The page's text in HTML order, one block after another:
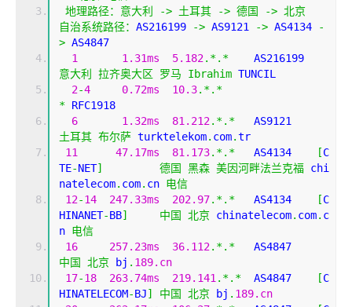
地理路径：意大利
-> 土耳其 -> 德国 -> 北京
自治系统路径： AS216199 -> AS9121 -> AS4134
-
> AS4847
1
1.31ms 5.182.*.*
意大利
拉齐奥大区 罗马 Ibrahim TUNCIL
2-4 0.72ms 10.3.*.*
* RFC1918
6
1.32ms 81.212.*.*
土耳其 布尔萨 turktelekom. com.tr
11
47.17ms 81.173.*.*
   AS4134
[C
TE-NET] 德国 黑森 美因河畔法兰克福 chi
natelecom. com. cn 电信
12-14 247.33ms 202.97.*.*
   AS4134
[C
HINANET-BB] 中国 北京 chinatelecom. com. c
n 电信
16
257.23ms 36.112.*.*
中国
北京 bj . 189.cn
17-18 263.74ms 219.141 .*.*
  AS4847
[C
HINATELECOM-BJ] 中国 北京 bj . 189.cn